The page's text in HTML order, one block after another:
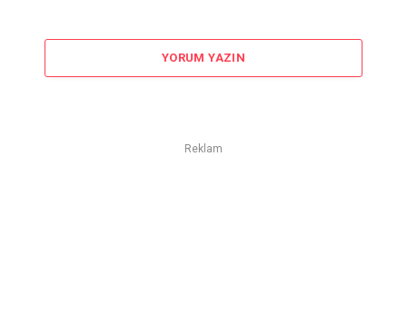
YORUM YAZIN
Reklam